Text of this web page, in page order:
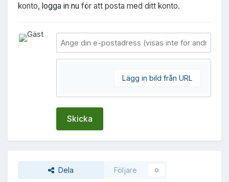
konto, logga in nu för att posta med ditt konto.
Lägg in bild från URL
Skicka
Dela Följare 0